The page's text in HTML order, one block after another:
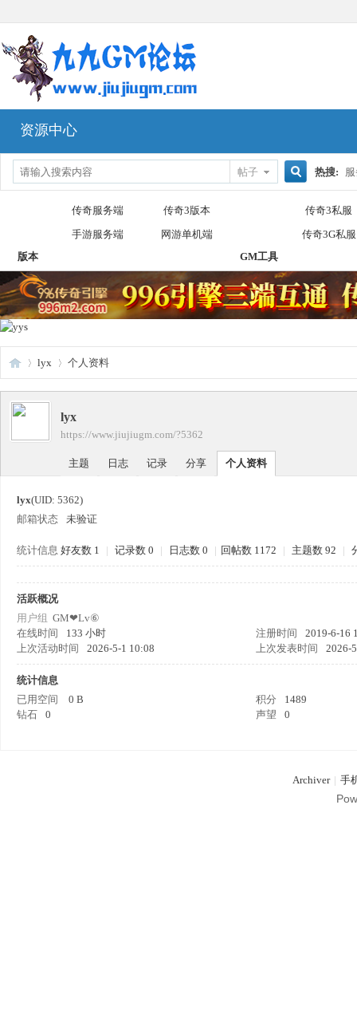
资源中心
帖子
热搜:
版本
传奇服务端
传奇3版本
手游服务端
网游单机端
GM工具
传奇3私服
传奇3G私服
lyx 个人资料
lyx
https://www.jiujiugm.com/?5362
主题 日志 记录 分享 个人资料
lyx(UID: 5362)
邮箱状态
未验证
统计信息 好友数 1 | 记录数 0 | 日志数 0 | 回帖数 1172 | 主题数 92 |
活跃概况
用户组 GM❤Lv⑥
在线时间
133 小时 注册时间
2019-6-16
上次活动时间
2026-5-1 10:08 上次发表时间 2026-
统计信息
已用空间
0 B 积分
1489
钻石
0 声望 0
Archiver | 手